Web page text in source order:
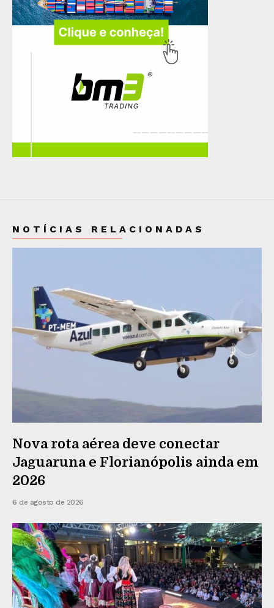
NOTÍCIAS RELACIONADAS
Nova rota aérea deve conectar
Jaguaruna e Florianópolis ainda em
2026
6 de agosto de 2026